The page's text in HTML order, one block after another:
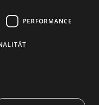
Retoure
Baltic Design Shop
PERFORMANCE